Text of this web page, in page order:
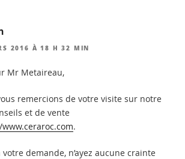
2016 À 18 H 32 MIN
Mr Metaireau,
remercions de votre visite sur notre
et de vente
.
votre demande, n’ayez aucune crainte